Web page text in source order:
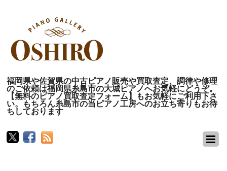
福岡県や佐賀県の中古ピアノ販売や買取査定、調律や修理
のご依頼は福岡県糸島市の大城ピアノへお気軽にどうぞ。
【無料のピアノ買取査定フォーム】もお気軽にご利用下さ
い。もちろん糸島市の当ピアノ工房へのお立ち寄りもお待
ちしております